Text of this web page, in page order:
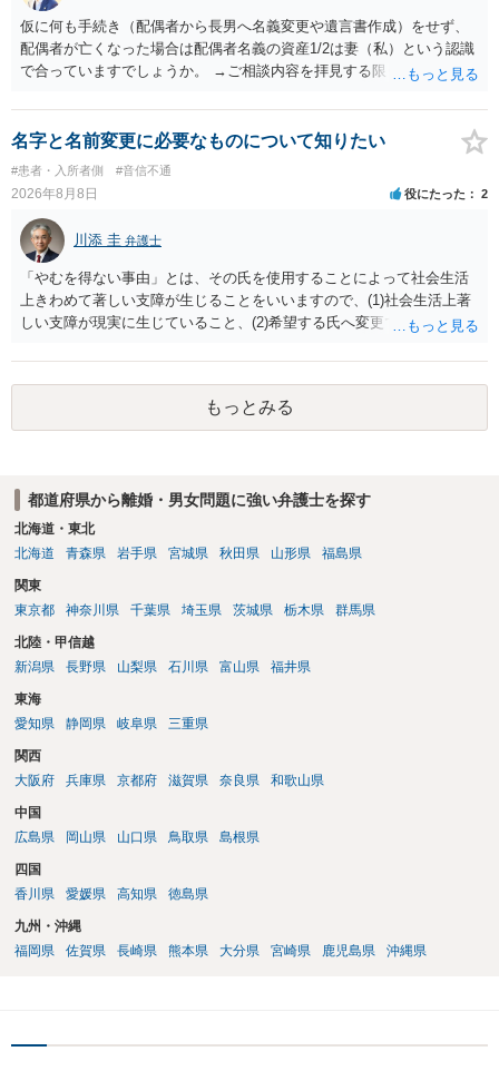
仮に何も手続き（配偶者から長男へ名義変更や遺言書作成）をせず、
配偶者が亡くなった場合は配偶者名義の資産1/2は妻（私）という認識
で合っていますでしょうか。 →ご相談内容を拝見する限りでは、その
完全に所有する場合は、他の相続人に対して自宅の評価額の１/２の代
償金の支払いが必要になります。
名字と名前変更に必要なものについて知りたい
#患者・入所者側 #音信不通
2026年8月8日 役にたった 2
川添 圭 弁護士
「やむを得ない事由」とは、その氏を使用することによって社会生活
上きわめて著しい支障が生じることをいいますので、(1)社会生活上著
しい支障が現実に生じていること、(2)希望する氏へ変更できればその
できるかどうかがポイントです。 記録中に現れた一切の事情が判断対
象ですので、上記(1)と(2)を説明できる資料は全て（ただし理路整然
に）提出することが必要になります。「フラッシュバック」とのこと
なので、例えば、医学上確立されているPTSDの診断基準に合致した説
護士へ依頼しても苦労することが強く予想されるところです。、もし
本人申立てをお考えであれば、医学知識はもちろん法律知識も要求さ
れますので、性急な申立てをせず、知識と資料をしっかりと揃えて、
もっとみる
都道府県から離婚・男女問題に強い弁護士を探す
北海道・東北
北海道
青森県 岩手県 宮城県 秋田県 山形県 福島県
関東
東京都
神奈川県 千葉県 埼玉県 茨城県 栃木県 群馬県
北陸・甲信越
新潟県
長野県 山梨県 石川県 富山県 福井県
東海
愛知県
静岡県 岐阜県 三重県
関西
大阪府
兵庫県 京都府 滋賀県 奈良県 和歌山県
中国
広島県
岡山県 山口県 鳥取県 島根県
四国
香川県
愛媛県 高知県 徳島県
九州・沖縄
福岡県
佐賀県 長崎県 熊本県 大分県 宮崎県 鹿児島県 沖縄県